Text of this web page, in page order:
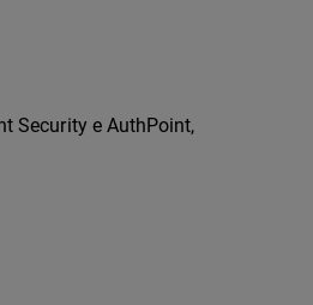
Security e AuthPoint,